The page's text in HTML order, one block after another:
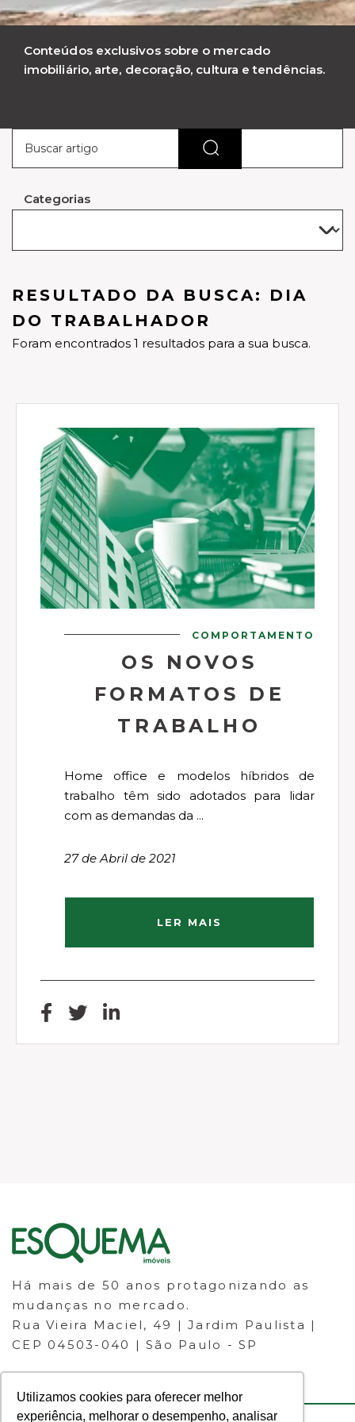
Utilizamos cookies para oferecer melhor
experiência, melhorar o desempenho, analisar
Conteúdos exclusivos sobre o mercado
imobiliário, arte, decoração, cultura e tendências.
Categorias
RESULTADO DA BUSCA: DIA
DO TRABALHADOR
Foram encontrados 1 resultados para a sua busca.
COMPORTAMENTO
OS NOVOS
FORMATOS DE
TRABALHO
Home office e modelos híbridos de
trabalho têm sido adotados para lidar
com as demandas da ...
27 de Abril de 2021
LER MAIS
Há mais de 50 anos protagonizando as
mudanças no mercado.
Rua Vieira Maciel, 49 | Jardim Paulista |
CEP 04503-040 | São Paulo - SP